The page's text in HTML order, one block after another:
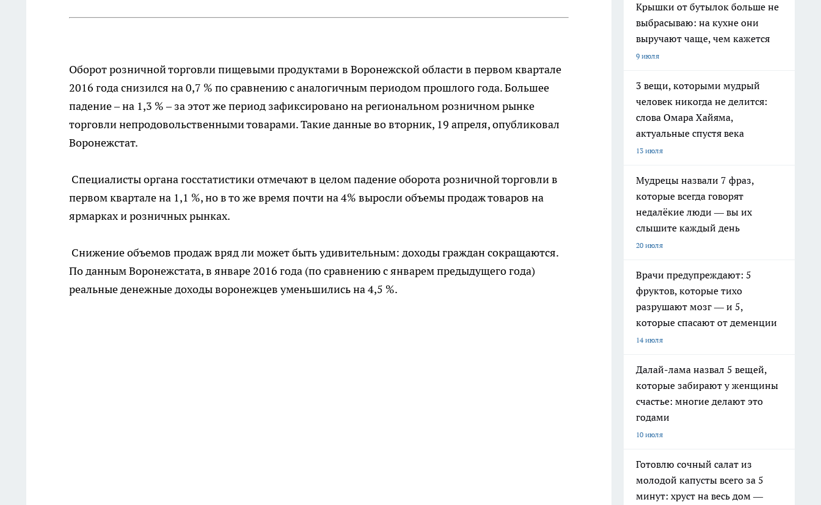
Оборот розничной торговли пищевыми продуктами в Воронежской области в первом квартале
2016 года снизился на 0,7 % по сравнению с аналогичным периодом прошлого года. Большее
падение – на 1,3 % – за этот же период зафиксировано на региональном розничном рынке
торговли непродовольственными товарами. Такие данные во вторник, 19 апреля, опубликовал
Воронежстат.
Специалисты органа госстатистики отмечают в целом падение оборота розничной торговли в
первом квартале на 1,1 %, но в то же время почти на 4% выросли объемы продаж товаров на
ярмарках и розничных рынках.
Снижение объемов продаж вряд ли может быть удивительным: доходы граждан сокращаются.
По данным Воронежстата, в январе 2016 года (по сравнению с январем предыдущего года)
реальные денежные доходы воронежцев уменьшились на 4,5 %.
Крышки от бутылок больше не
выбрасываю: на кухне они
выручают чаще, чем кажется
9 июля
3 вещи, которыми мудрый
человек никогда не делится:
слова Омара Хайяма,
актуальные спустя века
13 июля
Мудрецы назвали 7 фраз,
которые всегда говорят
недалёкие люди — вы их
слышите каждый день
20 июля
Врачи предупреждают: 5
фруктов, которые тихо
разрушают мозг — и 5,
которые спасают от деменции
14 июля
Далай-лама назвал 5 вещей,
которые забирают у женщины
счастье: многие делают это
годами
10 июля
Готовлю сочный салат из
молодой капусты всего за 5
минут: хруст на весь дом —